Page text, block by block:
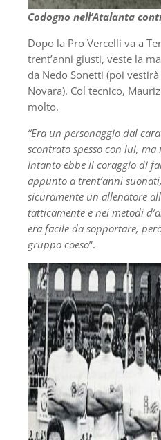
Codogno nell’Atalanta
Dopo la Pro Vercelli va a
trent’anni giusti, veste la
da Nedo Sonetti (poi
Novara). Col tecnico,
molto.
“Era un personaggio dal
scontrato spesso con lui,
Intanto ebbe il coraggio di
appunto a trent’anni
sicuramente un allenatore
tatticamente e nei metodi
era facile da sopportare,
gruppo coeso”.